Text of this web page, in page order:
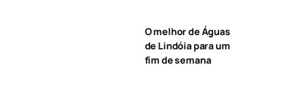
O melhor de Águas
de Lindóia para um
fim de semana